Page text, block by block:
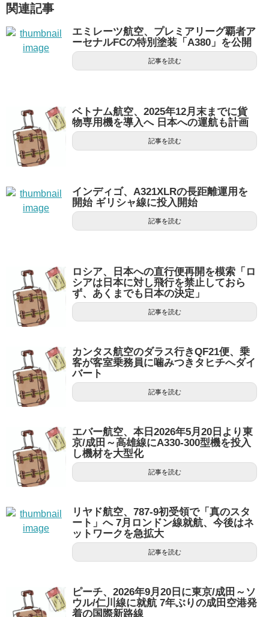
関連記事
エミレーツ航空、プレミアリーグ覇者ア
ーセナルFCの特別塗装「A380」を公開
記事を読む
ベトナム航空、2025年12月末までに貨
物専用機を導入へ 日本への運航も計画
記事を読む
インディゴ、A321XLRの長距離運用を
開始 ギリシャ線に投入開始
記事を読む
ロシア、日本への直行便再開を模索「ロ
シアは日本に対し飛行を禁止しておら
ず、あくまでも日本の決定」
記事を読む
カンタス航空のダラス行きQF21便、乗
客が客室乗務員に噛みつきタヒチへダイ
バート
記事を読む
エバー航空、本日2026年5月20日より東
京/成田～高雄線にA330-300型機を投入
し機材を大型化
記事を読む
リヤド航空、787-9初受領で「真のスタ
ート」へ 7月ロンドン線就航、今後はネ
ットワークを急拡大
記事を読む
ピーチ、2026年9月20日に東京/成田～ソ
ウル/仁川線に就航 7年ぶりの成田空港発
着の国際新路線